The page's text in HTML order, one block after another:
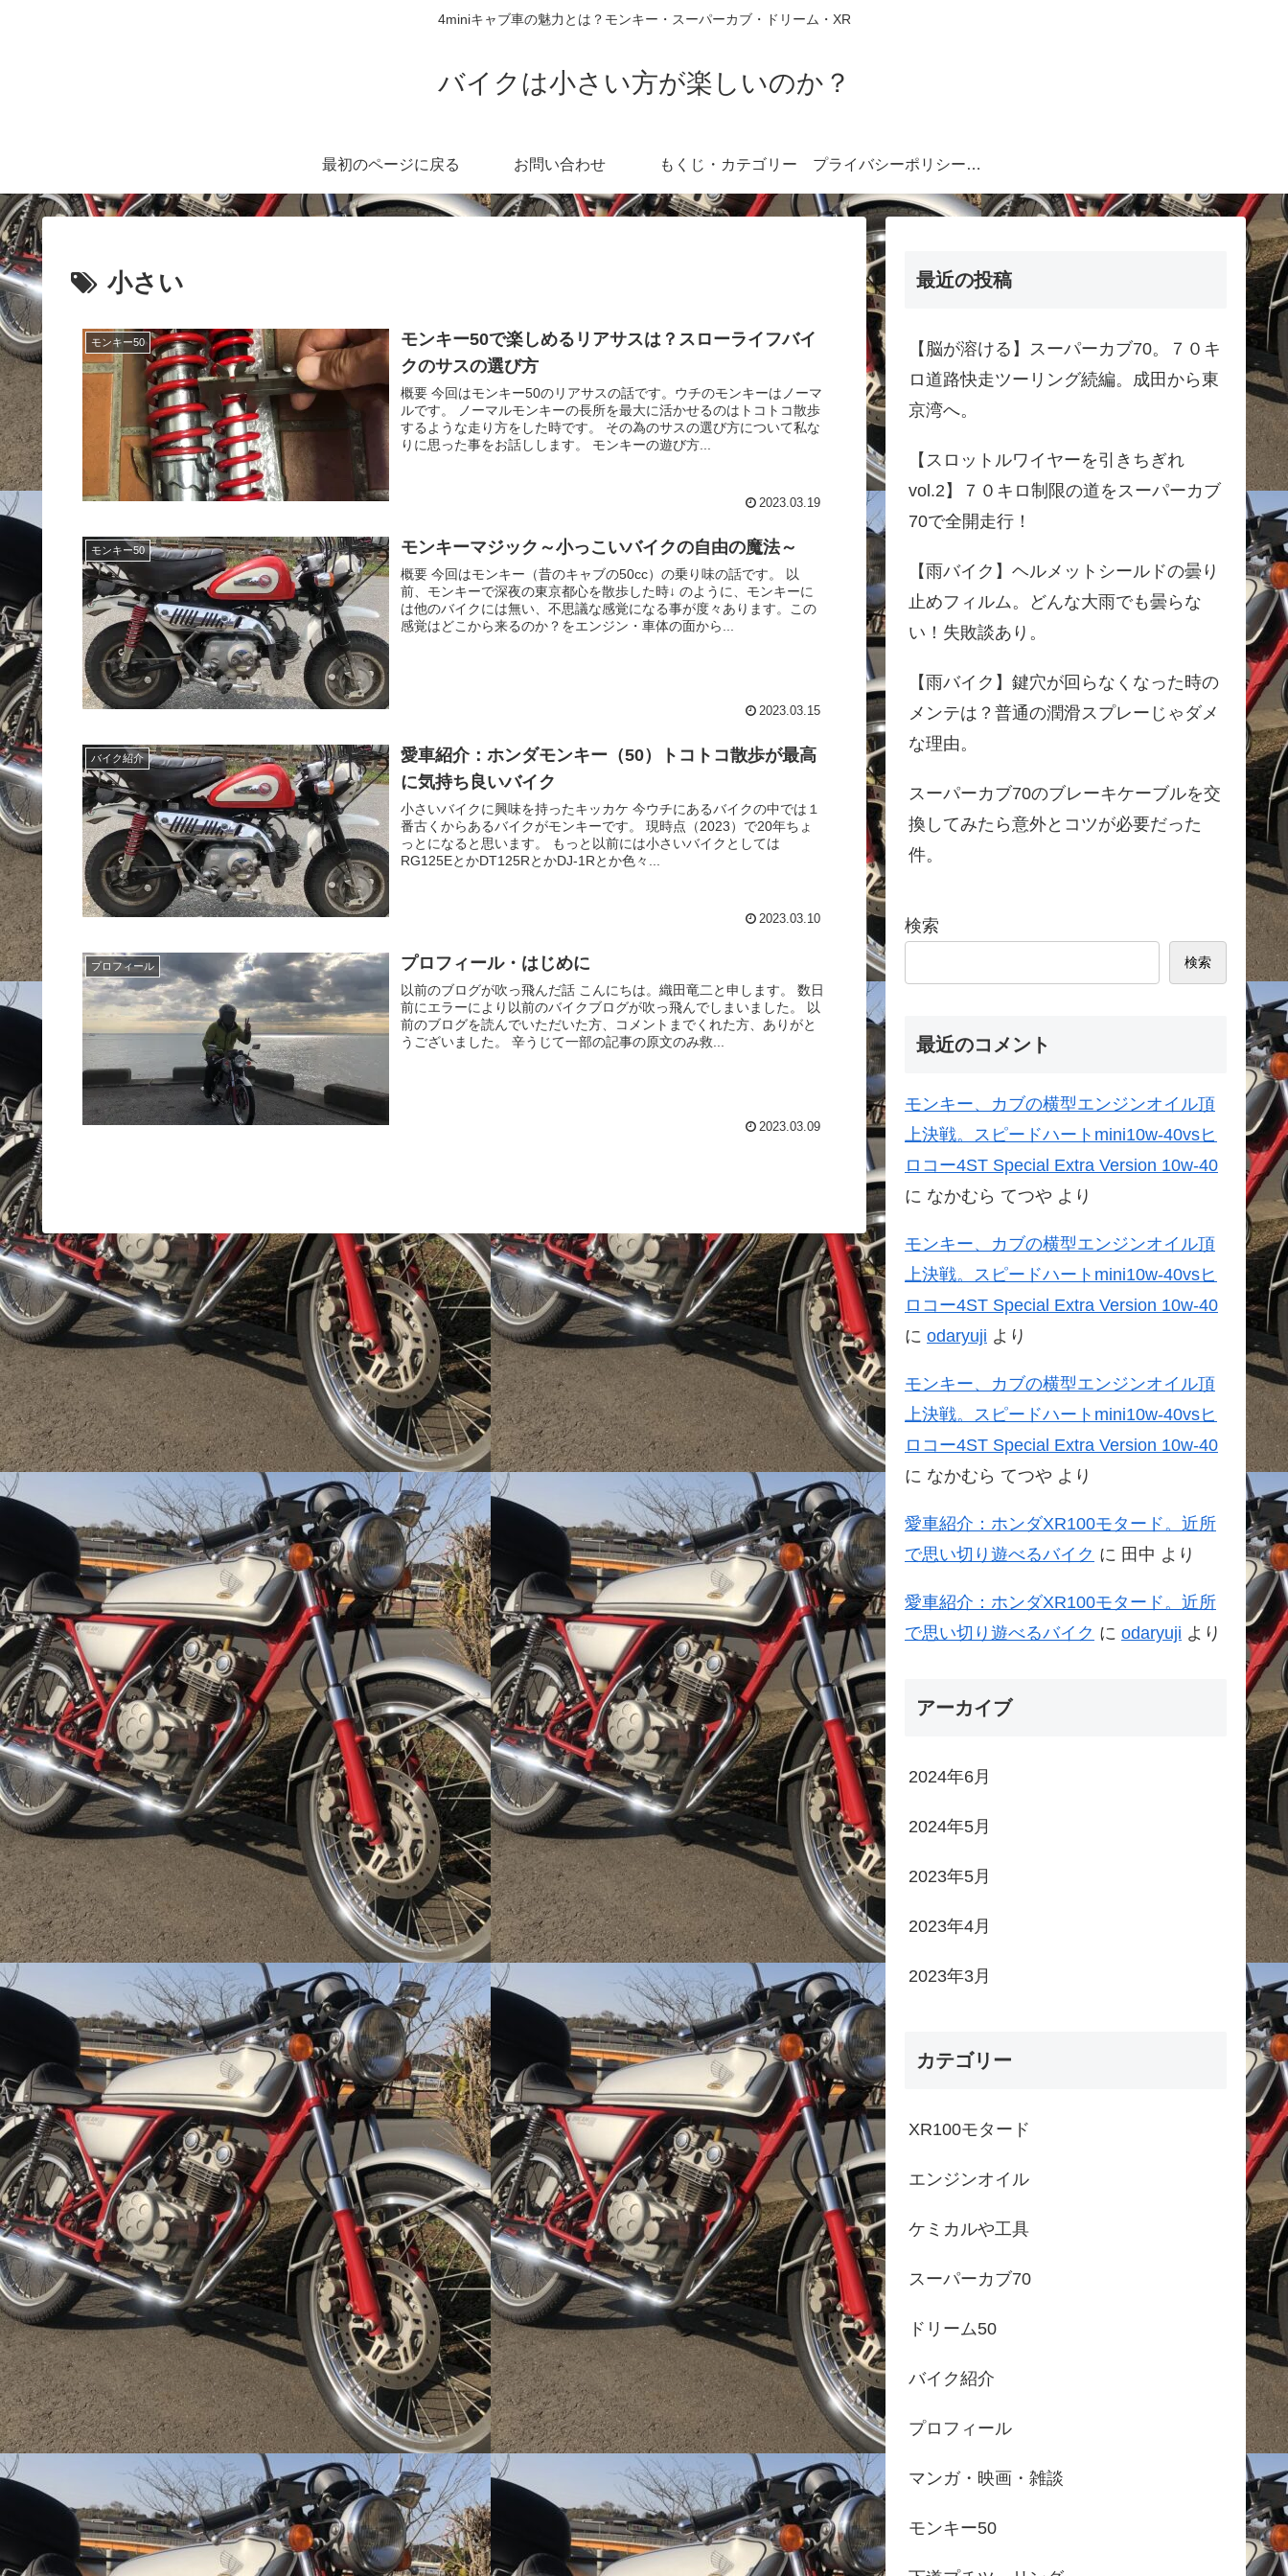
4miniキャブ車の魅力とは？モンキー・スーパーカブ・ドリーム・XR
バイクは小さい方が楽しいのか？
最初のページに戻る お問い合わせ もくじ・カテゴリー プライバシーポリシー・注意事項等
小さい
モンキー50
モンキー50で楽しめるリアサスは？スローライフバイ
クのサスの選び方
概要 今回はモンキー50のリアサスの話です。ウチのモンキーはノーマ
ルです。 ノーマルモンキーの長所を最大に活かせるのはトコトコ散歩
するような走り方をした時です。 その為のサスの選び方について私な
りに思った事をお話しします。 モンキーの遊び方...
2023.03.19
モンキー50 モンキーマジック～小っこいバイクの自由の魔法～
概要 今回はモンキー（昔のキャブの50cc）の乗り味の話です。 以
前、モンキーで深夜の東京都心を散歩した時↓ のように、モンキーに
は他のバイクには無い、不思議な感覚になる事が度々あります。この
感覚はどこから来るのか？をエンジン・車体の面から...
2023.03.15
バイク紹介
愛車紹介：ホンダモンキー（50）トコトコ散歩が最高
に気持ち良いバイク
小さいバイクに興味を持ったキッカケ 今ウチにあるバイクの中では１
番古くからあるバイクがモンキーです。 現時点（2023）で20年ちょ
っとになると思います。 もっと以前には小さいバイクとしては
RG125EとかDT125RとかDJ-1Rとか色々...
2023.03.10
プロフィール プロフィール・はじめに
以前のブログが吹っ飛んだ話 こんにちは。織田竜二と申します。 数日
前にエラーにより以前のバイクブログが吹っ飛んでしまいました。 以
前のブログを読んでいただいた方、コメントまでくれた方、ありがと
うございました。 辛うじて一部の記事の原文のみ救...
2023.03.09
最近の投稿
【脳が溶ける】スーパーカブ70。７０キ
ロ道路快走ツーリング続編。成田から東
京湾へ。
【スロットルワイヤーを引きちぎれ
vol.2】７０キロ制限の道をスーパーカブ
70で全開走行！
【雨バイク】ヘルメットシールドの曇り
止めフィルム。どんな大雨でも曇らな
い！失敗談あり。
【雨バイク】鍵穴が回らなくなった時の
メンテは？普通の潤滑スプレーじゃダメ
な理由。
スーパーカブ70のブレーキケーブルを交
換してみたら意外とコツが必要だった
件。
検索
検索
最近のコメント
モンキー、カブの横型エンジンオイル頂
上決戦。スピードハートmini10w-40vsヒ
ロコー4ST Special Extra Version 10w-40
に なかむら てつや より
モンキー、カブの横型エンジンオイル頂
上決戦。スピードハートmini10w-40vsヒ
ロコー4ST Special Extra Version 10w-40
に odaryuji より
モンキー、カブの横型エンジンオイル頂
上決戦。スピードハートmini10w-40vsヒ
ロコー4ST Special Extra Version 10w-40
に なかむら てつや より
愛車紹介：ホンダXR100モタード。近所
で思い切り遊べるバイク に 田中 より
愛車紹介：ホンダXR100モタード。近所
で思い切り遊べるバイク に odaryuji より
アーカイブ
2024年6月
2024年5月
2023年5月
2023年4月
2023年3月
カテゴリー
XR100モタード
エンジンオイル
ケミカルや工具
スーパーカブ70
ドリーム50
バイク紹介
プロフィール
マンガ・映画・雑談
モンキー50